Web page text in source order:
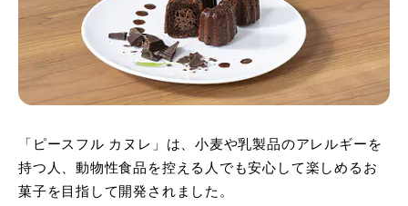
「ピースフル カヌレ」は、小麦や乳製品のアレルギーを
持つ人、動物性食品を控える人でも安心して楽しめるお
菓子を目指して開発されました。